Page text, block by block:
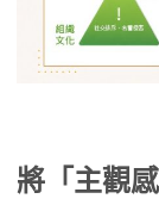
將「主觀